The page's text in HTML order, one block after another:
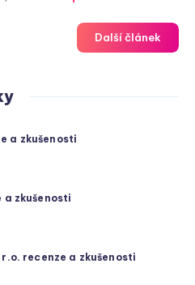
Další článek
a zkušenosti
a zkušenosti
recenze a zkušenosti